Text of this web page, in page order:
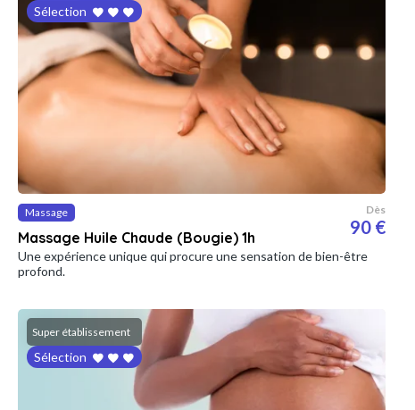
Sélection
Massage
Massage Huile Chaude (Bougie) 1h
Dès
90 €
Une expérience unique qui procure une sensation de bien-être
profond.
Super établissement
Sélection